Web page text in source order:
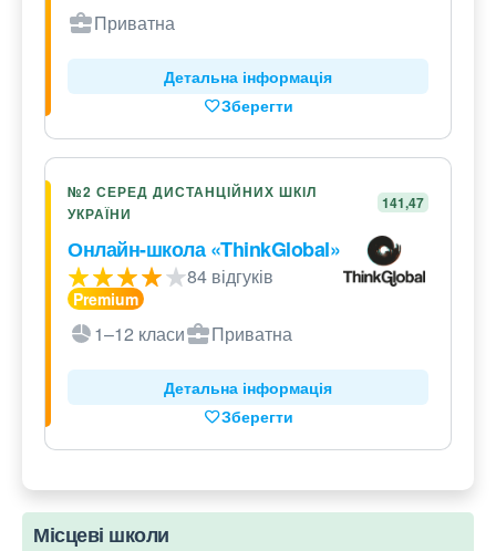
Приватна
Детальна інформація
Зберегти
№2 СЕРЕД ДИСТАНЦІЙНИХ ШКІЛ
УКРАЇНИ
141,47
Онлайн-школа «ThinkGlobal»
84 відгуків
1–12 класи Приватна
Детальна інформація
Зберегти
Місцеві школи